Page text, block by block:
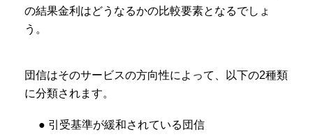
の結果金利はどうなるかの比較要素となるでしょ
う。
団信はそのサービスの方向性によって、以下の2種類
に分類されます。
● 引受基準が緩和されている団信